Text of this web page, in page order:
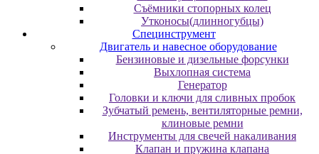
Съёмники стопорных колец
Утконосы(длинногубцы)
Специнструмент
Двигатель и навесное оборудование
Бензиновые и дизельные форсунки
Выхлопная система
Генератор
Головки и ключи для сливных пробок
Зубчатый ремень, вентиляторные ремни,
клиновые ремни
Инструменты для свечей накаливания
Клапан и пружина клапана